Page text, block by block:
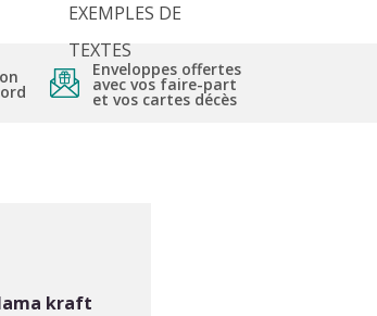
EXEMPLES DE
TEXTES
Enveloppes offertes
avec vos faire-part
et vos cartes décès
kraft